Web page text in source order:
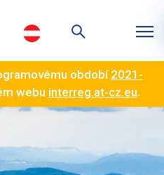
období2021-
webu interreg.at-cz.eu.